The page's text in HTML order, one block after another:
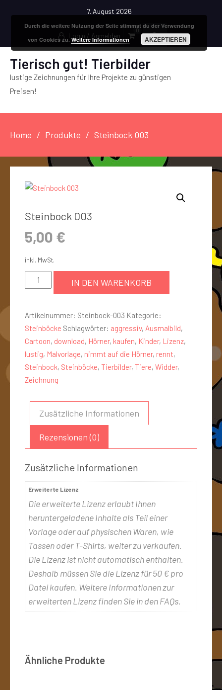
7. August 2026
Login / Anmelden
0
Tierisch gut! Tierbilder
lustige Zeichnungen für Ihre Projekte zu günstigen
Preisen!
Home Produkte Steinbock 003
Steinbock 003
5,00 €
inkl. MwSt.
IN DEN WARENKORB
Artikelnummer: Steinbock-003 Kategorie:
Steinböcke Schlagwörter: aggressiv, Ausmalbild,
Cartoon, download, Hörner, kaufen, Kinder, Lizenz,
lustig, Malvorlage, nimmt auf die Hörner, rennt,
Steinbock, Steinböcke, Tierbilder, Tiere, Widder,
Zeichnung
Zusätzliche Informationen
Rezensionen (0)
Zusätzliche Informationen
Erweiterte Lizenz
Die erweiterte Lizenz erlaubt Ihnen
heruntergeladene Inhalte als Teil einer
Vorlage oder auf physischen Waren, wie
Tassen oder T-Shirts, weiter zu verkaufen.
Die Lizenz ist nicht automatisch enthalten.
Deshalb müssen Sie die Lizenz für 50 € pro
Datei kaufen. Weitere Informationen zur
erweiterten Lizenz finden Sie in den FAQs.
Ähnliche Produkte
Durch die weitere Nutzung der Seite stimmst du der Verwendung
von Cookies zu.Weitere Informationen AKZEPTIEREN